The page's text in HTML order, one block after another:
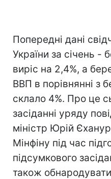
Попередні дані
України за січень -
виріс на 2,4%, а
ВВП в порівнянні з
склало 4%. Про це
засіданні уряду
міністр Юрій
Мінфіну під час
підсумкового
також обнародувати